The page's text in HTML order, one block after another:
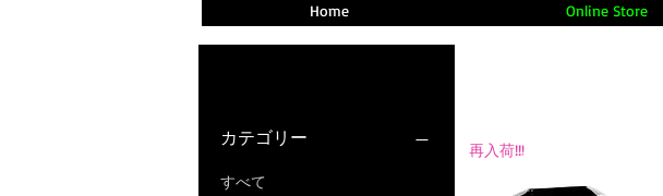
Home Online Store
カテゴリー
すべて
再入荷!!!